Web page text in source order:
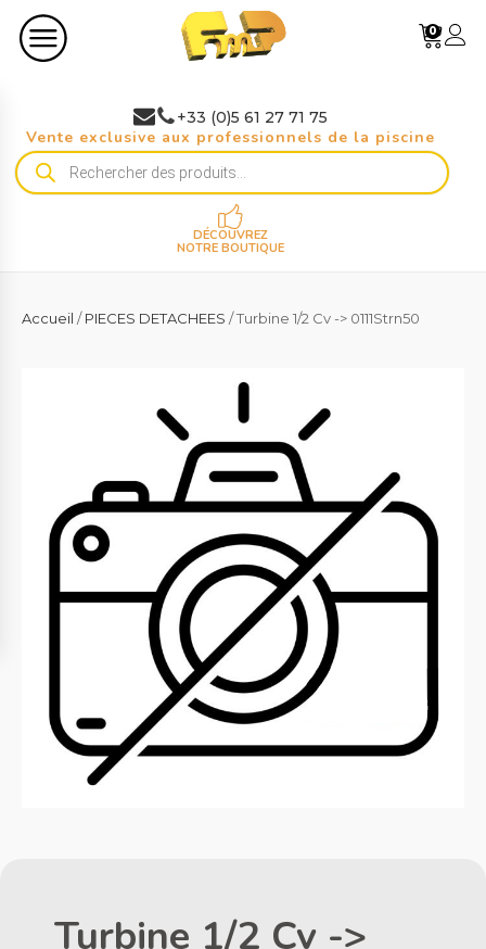
0
+33 (0)5 61 27 71 75
Vente exclusive aux professionnels de la piscine
Recherche
de
DÉCOUVREZ
NOTRE BOUTIQUE
Accueil /PIECES DETACHEES / Turbine 1/2 Cv -> 0111Strn50
Turbine 1/2 Cv ->